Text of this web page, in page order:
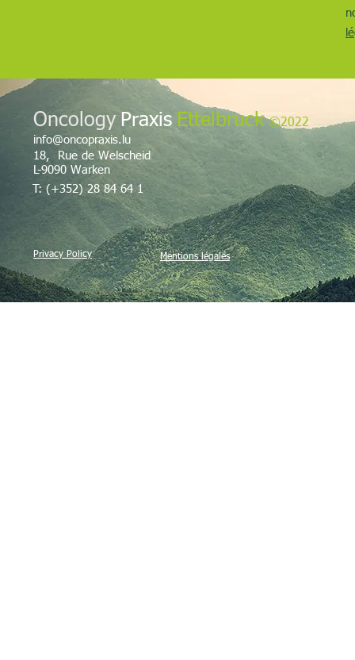
Oncology Praxis Ettelbruck ©2022
info@oncopraxis.lu
18, Rue de Welscheid
L-9090 Warken
T: (+352) 28 84 64 1
Privacy Policy Mentions légales